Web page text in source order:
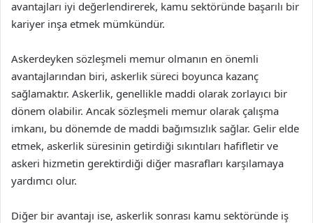
avantajları iyi değerlendirerek, kamu sektöründe başarılı bir
kariyer inşa etmek mümkündür.
Askerdeyken sözleşmeli memur olmanın en önemli
avantajlarından biri, askerlik süreci boyunca kazanç
sağlamaktır. Askerlik, genellikle maddi olarak zorlayıcı bir
dönem olabilir. Ancak sözleşmeli memur olarak çalışma
imkanı, bu dönemde de maddi bağımsızlık sağlar. Gelir elde
etmek, askerlik süresinin getirdiği sıkıntıları hafifletir ve
askeri hizmetin gerektirdiği diğer masrafları karşılamaya
yardımcı olur.
Diğer bir avantajı ise, askerlik sonrası kamu sektöründe iş